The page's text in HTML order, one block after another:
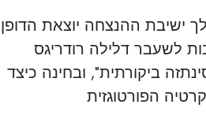
ישיבת ההנצחה יוצאת הדופן
לשעבר דלילה רודריגס
מקומי - סינתזה ביקורתית", ובחינה כיצד
הפורטוגזית